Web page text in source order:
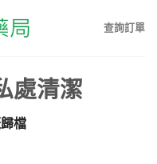
查詢訂單
處清潔
檔